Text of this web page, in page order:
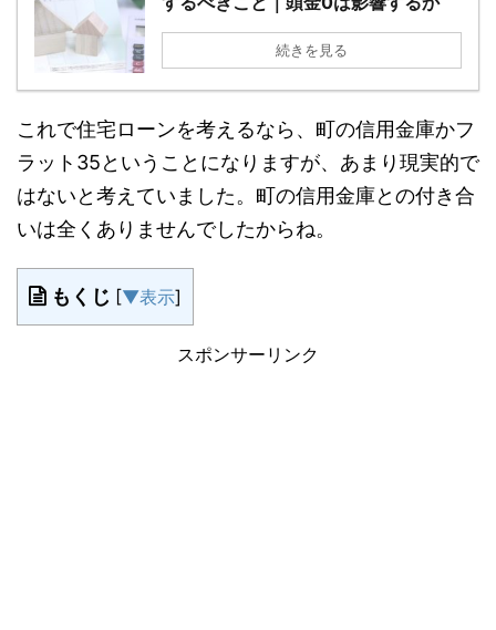
続きを見る
これで住宅ローンを考えるなら、町の信用金庫かフ
ラット35ということになりますが、あまり現実的で
はないと考えていました。町の信用金庫との付き合
いは全くありませんでしたからね。
もくじ [▼表示]
スポンサーリンク